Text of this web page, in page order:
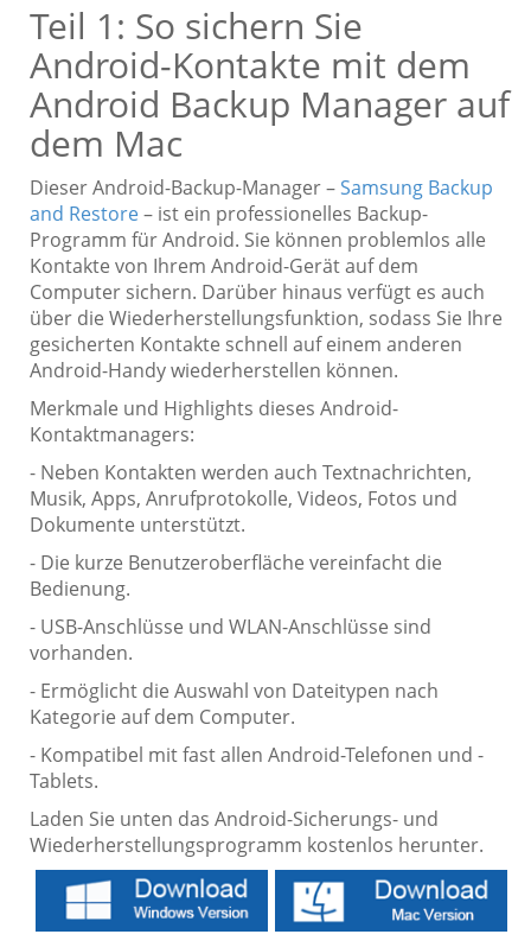
Teil 1: So sichern Sie
Android-Kontakte mit dem
Android Backup Manager auf
dem Mac
Dieser Android-Backup-Manager –Samsung Backup
and Restore– ist ein professionelles Backup-
Programm für Android. Sie können problemlos alle
Kontakte von Ihrem Android-Gerät auf dem
Computer sichern. Darüber hinaus verfügt es auch
über die Wiederherstellungsfunktion, sodass Sie Ihre
gesicherten Kontakte schnell auf einem anderen
Android-Handy wiederherstellen können.
Merkmale und Highlights dieses Android-
Kontaktmanagers:
- Neben Kontakten werden auch Textnachrichten,
Musik, Apps, Anrufprotokolle, Videos, Fotos und
Dokumente unterstützt.
- Die kurze Benutzeroberfläche vereinfacht die
Bedienung.
- USB-Anschlüsse und WLAN-Anschlüsse sind
vorhanden.
- Ermöglicht die Auswahl von Dateitypen nach
Kategorie auf dem Computer.
- Kompatibel mit fast allen Android-Telefonen und -
Tablets.
Laden Sie unten das Android-Sicherungs- und
Wiederherstellungsprogramm kostenlos herunter.